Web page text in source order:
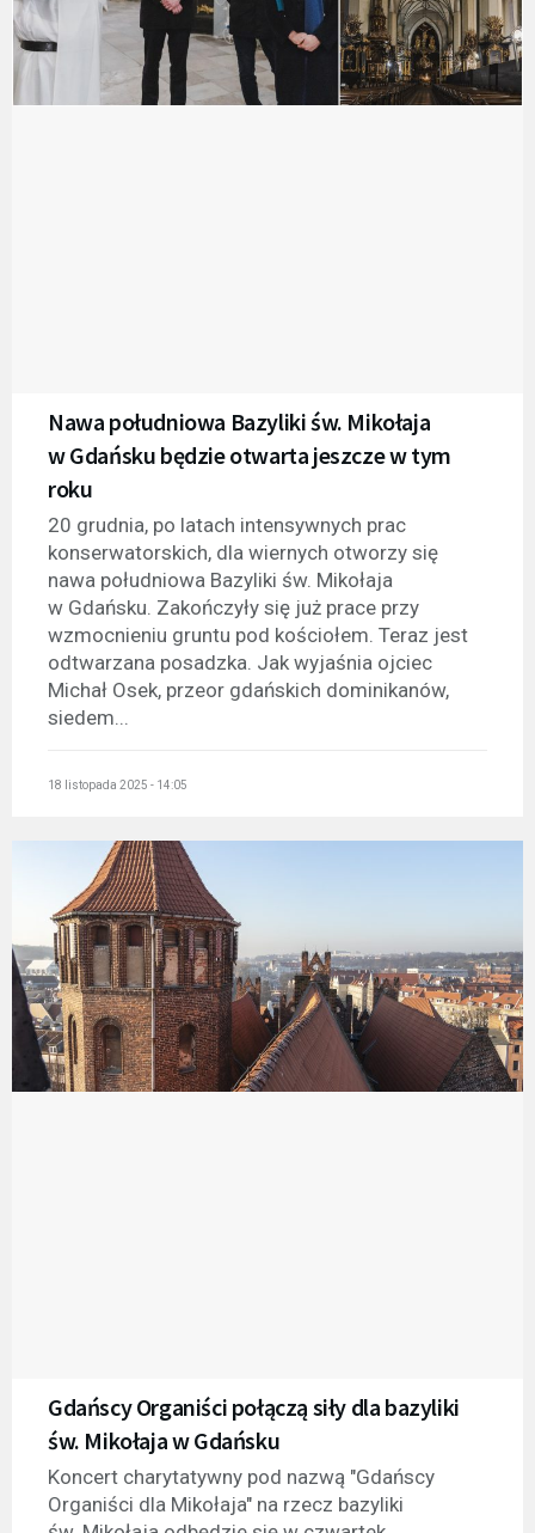
Nawa południowa Bazyliki św. Mikołaja
w Gdańsku będzie otwarta jeszcze w tym
roku
20 grudnia, po latach intensywnych prac
konserwatorskich, dla wiernych otworzy się
nawa południowa Bazyliki św. Mikołaja
w Gdańsku. Zakończyły się już prace przy
wzmocnieniu gruntu pod kościołem. Teraz jest
odtwarzana posadzka. Jak wyjaśnia ojciec
Michał Osek, przeor gdańskich dominikanów,
siedem...
18 listopada 2025 - 14:05
Gdańscy Organiści połączą siły dla bazyliki
św. Mikołaja w Gdańsku
Koncert charytatywny pod nazwą "Gdańscy
Organiści dla Mikołaja" na rzecz bazyliki